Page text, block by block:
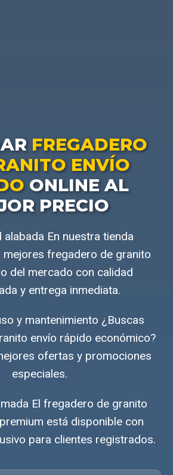
FREGADERO
ENVÍO
ONLINE AL
PRECIO
alabada En nuestra tienda
fregadero de granito
del mercado con calidad
y entrega inmediata.
y mantenimiento ¿Buscas
envío rápido económico?
ofertas y promociones
especiales.
El fregadero de granito
está disponible con
para clientes registrados.